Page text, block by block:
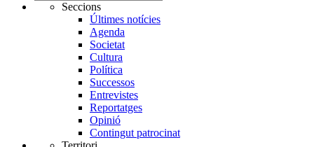
Seccions
Últimes notícies
Agenda
Societat
Cultura
Política
Successos
Entrevistes
Reportatges
Opinió
Contingut patrocinat